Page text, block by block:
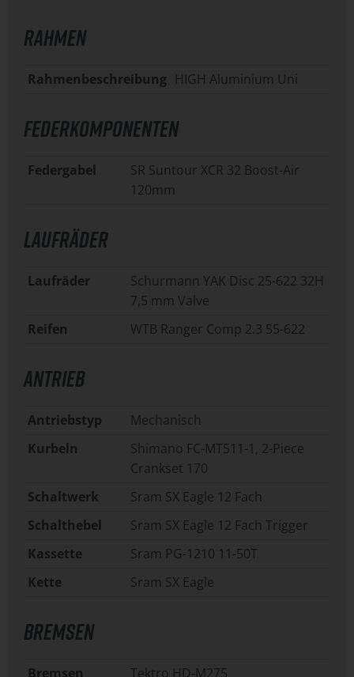
RAHMEN
Rahmenbeschreibung HIGH Aluminium Uni
FEDERKOMPONENTEN
Federgabel
SR Suntour XCR 32 Boost-Air
120mm
LAUFRÄDER
Laufräder
Schurmann YAK Disc 25-622 32H
7,5 mm Valve
Reifen
WTB Ranger Comp 2.3 55-622
ANTRIEB
Antriebstyp
Mechanisch
Kurbeln
Shimano FC-MT511-1, 2-Piece
Crankset 170
Schaltwerk
Sram SX Eagle 12 Fach
Schalthebel
Sram SX Eagle 12 Fach Trigger
Kassette
Sram PG-1210 11-50T
Kette
Sram SX Eagle
BREMSEN
Bremsen Tektro HD-M275